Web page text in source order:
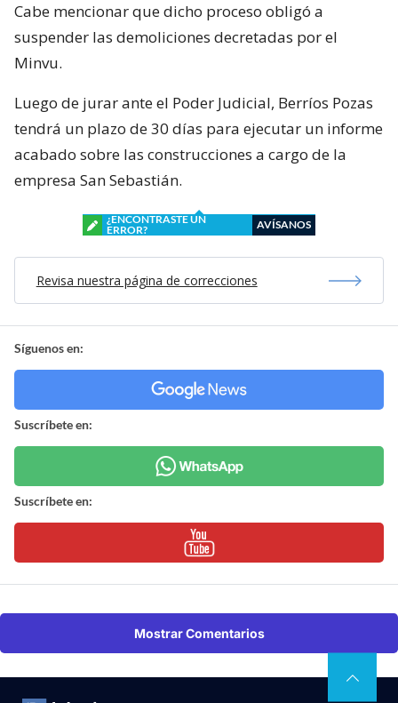
Cabe mencionar que dicho proceso obligó a
suspender las demoliciones decretadas por el
Minvu.
Luego de jurar ante el Poder Judicial, Berríos Pozas
tendrá un plazo de 30 días para ejecutar un informe
acabado sobre las construcciones a cargo de la
empresa San Sebastián.
¿ENCONTRASTE UN
ERROR?
AVÍSANOS
Revisa nuestra página de correcciones
Síguenos en:
Suscríbete en:
Suscríbete en:
Mostrar Comentarios